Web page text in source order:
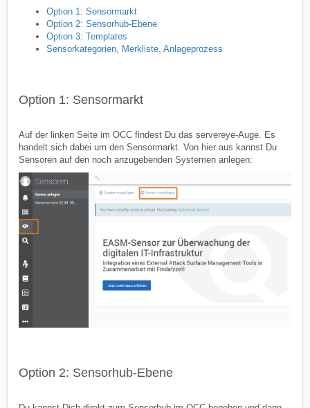
Option 1: Sensormarkt
Option 2: Sensorhub-Ebene
Option 3: Templates
Sensorkategorien, Merkliste, Anlageprozess
Option 1: Sensormarkt
Auf der linken Seite im OCC findest Du das servereye-Auge. Es
handelt sich dabei um den Sensormarkt. Von hier aus kannst Du
Sensoren auf den noch anzugebenden Systemen anlegen:
Option 2: Sensorhub-Ebene